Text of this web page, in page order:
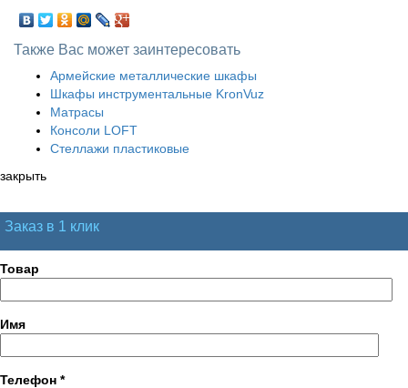
Также Вас может заинтересовать
Армейские металлические шкафы
Шкафы инструментальные KronVuz
Матрасы
Консоли LOFT
Стеллажи пластиковые
закрыть
Заказ в 1 клик
Товар
Имя
Телефон *